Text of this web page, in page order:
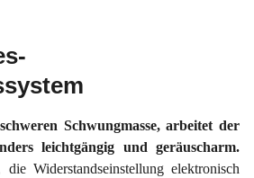
Schwungmasse, arbeitet der
leichtgängig und geräuscharm.
Widerstandseinstellung elektronisch